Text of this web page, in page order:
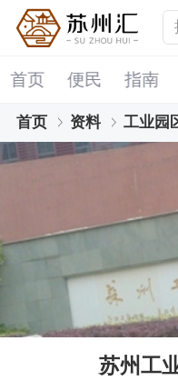
首页 便民 指南
首页 资料 工业园
苏州工